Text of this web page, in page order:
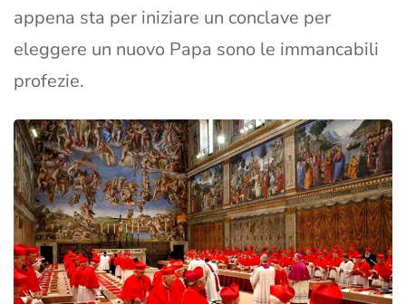
appena sta per iniziare un conclave per
eleggere un nuovo Papa sono le immancabili
profezie.